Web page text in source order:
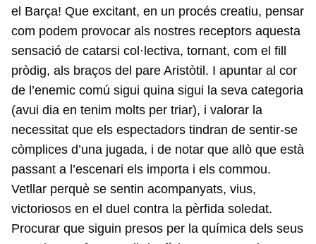
el Barça! Que excitant, en un procés creatiu, pensar
com podem provocar als nostres receptors aquesta
sensació de catarsi col·lectiva, tornant, com el fill
pròdig, als braços del pare Aristòtil. I apuntar al cor
de l’enemic comú sigui quina sigui la seva categoria
(avui dia en tenim molts per triar), i valorar la
necessitat que els espectadors tindran de sentir-se
còmplices d’una jugada, i de notar que allò que està
passant a l’escenari els importa i els commou.
Vetllar perquè se sentin acompanyats, vius,
victoriosos en el duel contra la pèrfida soledat.
Procurar que siguin presos per la química dels seus